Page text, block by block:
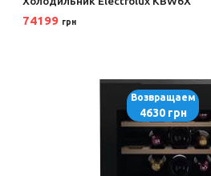
74199 грн
Возвращаем
4630 грн